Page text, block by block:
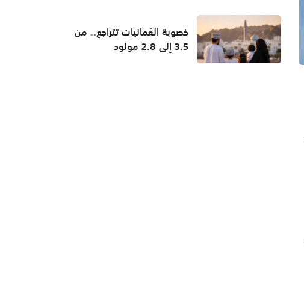
خصوبة العُمانيات تتراجع.. من
3.5 إلى 2.8 مولود